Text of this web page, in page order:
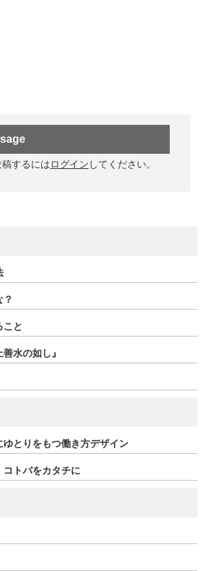
するにはログイン してください。
こと
水の如し』
ゆとりをもつ働き方デザイン
コトバをカタチに